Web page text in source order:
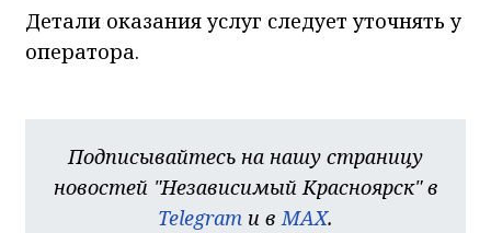
Детали оказания услуг следует уточнять у
оператора.
Подписывайтесь на нашу страницу
новостей "Независимый Красноярск" в
Telegram и в MAX.